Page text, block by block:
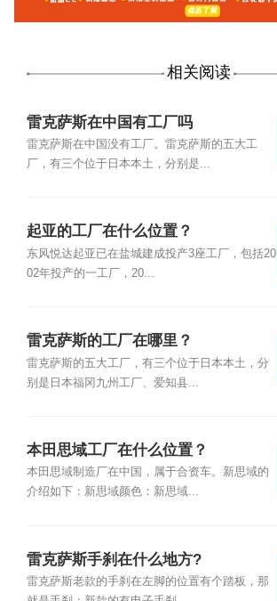
相关阅读
雷克萨斯在中国有工厂吗
雷克萨斯在中国没有工厂。雷克萨斯的五大工
厂，有三个位于日本本土，分别是...
起亚的工厂在什么位置？
东风悦达起亚已在盐城建成投产3座工厂，包括20
02年投产的一工厂，20...
雷克萨斯的工厂在哪里？
雷克萨斯的五大工厂，有三个位于日本本土，分
别是日本福冈九州工厂、爱知县...
本田思域工厂在什么位置？
本田思域制造厂在中国，属于合资车。新思域的
介绍如下：新思域颜色：新思域...
雷克萨斯手刹在什么地方?
雷克萨斯老款的手刹在左脚的位置有个踏板，那